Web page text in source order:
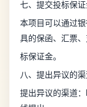
七、提交投标保
本项目可以通过
具的保函、汇票
标保证金。
八、提出异议的
提出异议的渠道